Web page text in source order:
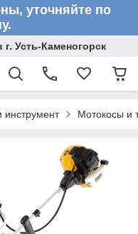
уточняйте по
Усть-Каменогорск
инструмент Мотокосы и